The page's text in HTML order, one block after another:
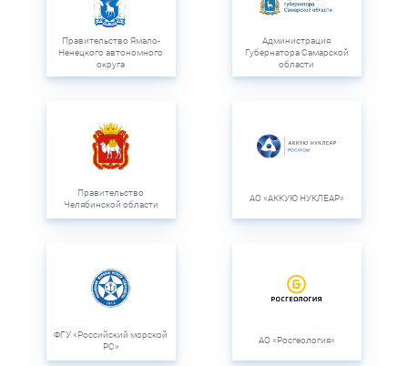
Правительство Ямало-
Ненецкого автономного
округа
Администрация
Губернатора Самарской
области
Правительство
Челябинской области
АО «АККУЮ НУКЛЕАР»
ФГУ «Российский морской
РС»
АО «Росгеология»